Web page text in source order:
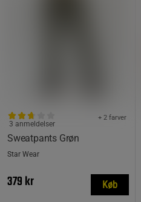
Sweatpants Grøn
+ 2 farver
3 anmeldelser
Star Wear
379 kr Køb